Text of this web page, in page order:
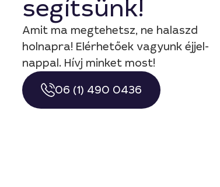
segítsünk!
Amit ma megtehetsz, ne halaszd
holnapra! Elérhetőek vagyunk éjjel-
nappal. Hívj minket most!
06 (1) 490 0436